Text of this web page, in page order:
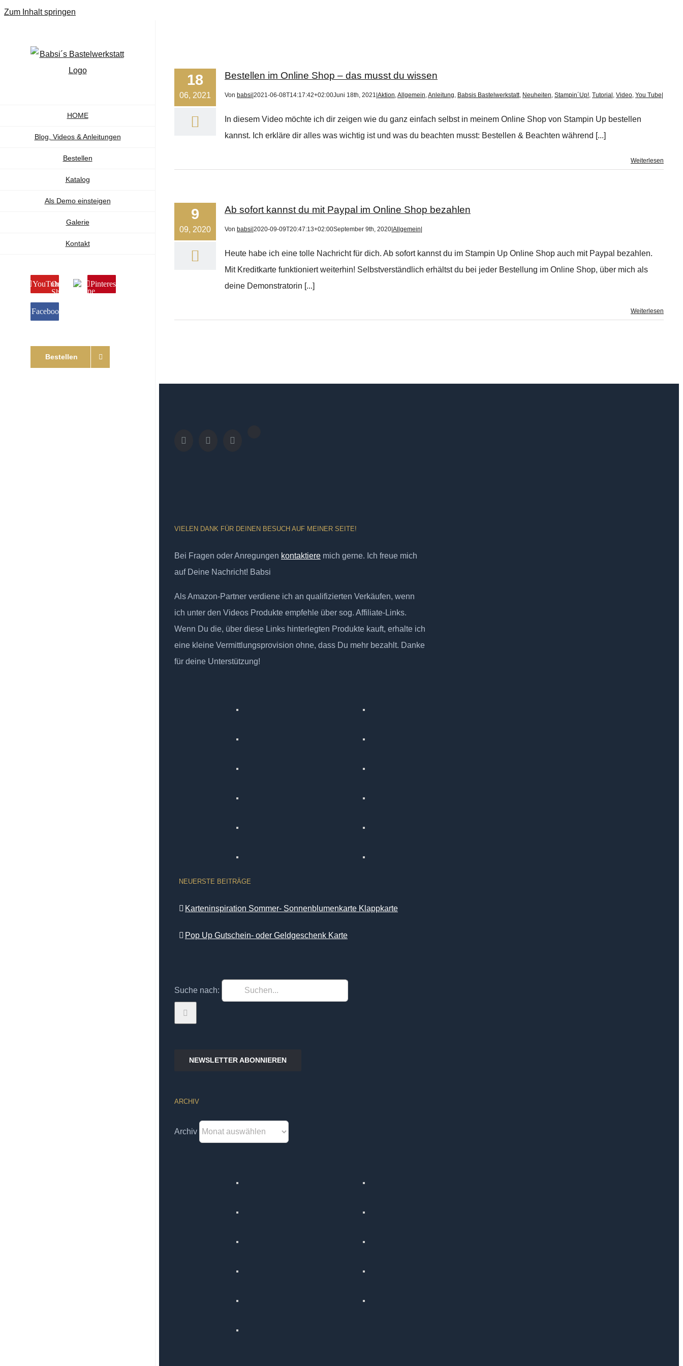
Zum Inhalt springen
HOME
Blog, Videos & Anleitungen
Bestellen
Katalog
Als Demo einsteigen
Galerie
Kontakt
YouTubeOnline
Shop
Pinterest
Facebook
Bestellen
18
06, 2021
Bestellen im Online Shop – das musst du wissen
Von babsi 2021-06-08T14:17:42+02:00Juni 18th, 2021 Aktion,Allgemein,Anleitung, Babsis Bastelwerkstatt, Neuheiten, Stampin´Up!, Tutorial , Video, You Tube
In diesem Video möchte ich dir zeigen wie du ganz einfach selbst in meinem Online Shop von Stampin Up bestellen
kannst. Ich erkläre dir alles was wichtig ist und was du beachten musst: Bestellen & Beachten während [...]
Weiterlesen
9
09, 2020
Ab sofort kannst du mit Paypal im Online Shop bezahlen
Von babsi 2020-09-09T20:47:13+02:00September 9th, 2020 Allgemein
Heute habe ich eine tolle Nachricht für dich. Ab sofort kannst du im Stampin Up Online Shop auch mit Paypal bezahlen.
Mit Kreditkarte funktioniert weiterhin! Selbstverständlich erhältst du bei jeder Bestellung im Online Shop, über mich als
deine Demonstratorin [...]
Weiterlesen
VIELEN DANK FÜR DEINEN BESUCH AUF MEINER SEITE!
Bei Fragen oder Anregungen kontaktiere mich gerne. Ich freue mich
auf Deine Nachricht! Babsi
Als Amazon-Partner verdiene ich an qualifizierten Verkäufen, wenn
ich unter den Videos Produkte empfehle über sog. Affiliate-Links.
Wenn Du die, über diese Links hinterlegten Produkte kauft, erhalte ich
eine kleine Vermittlungsprovision ohne, dass Du mehr bezahlt. Danke
für deine Unterstützung!
NEUERSTE BEITRÄGE
Karteninspiration Sommer- Sonnenblumenkarte Klappkarte
Pop Up Gutschein- oder Geldgeschenk Karte
Suche nach:
NEWSLETTER ABONNIEREN
ARCHIV
Archiv